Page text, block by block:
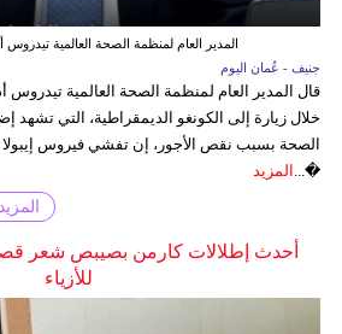
المدير العام لمنظمة الصحة العالمية
جنيف - عُمان اليوم
قال المدير العام لمنظمة الصحة العالمية تيدروس
خلال زيارة إلى الكونغو الديمقراطية، التي تشهد
الصحة بسبب نقص الأجور، إن تفشي فيروس إيبولا
�... المزيد
أحدث إطلالات كارمن بصيبص شعر
للأزياء